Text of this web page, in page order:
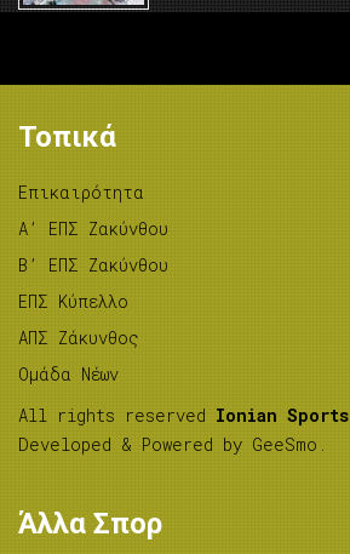
Τοπικά
Επικαιρότητα
A’ ΕΠΣ Ζακύνθου
B’ ΕΠΣ Ζακύνθου
ΕΠΣ Κύπελλο
ΑΠΣ Ζάκυνθος
Ομάδα Νέων
All rights reserved Ionian Sports
Developed & Powered by GeeSmo .
Άλλα Σπορ